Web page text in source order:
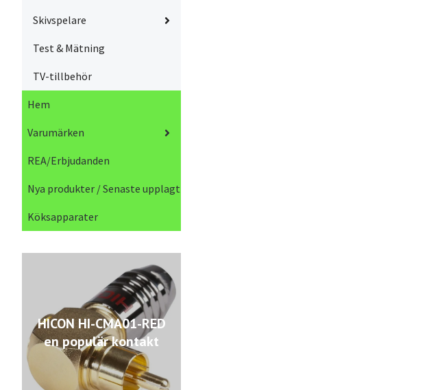
Skivspelare
Test & Mätning
TV-tillbehör
Hem
Varumärken
REA/Erbjudanden
Nya produkter / Senaste upplagt
Köksapparater
HICON HI-CMA01-RED
en populär kontakt